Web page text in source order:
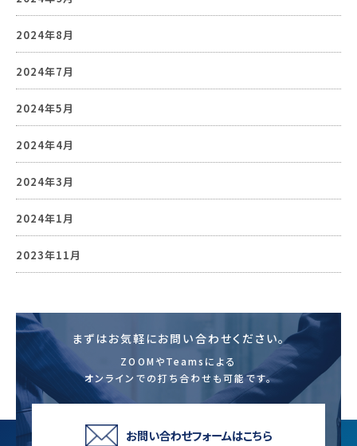
2024年8月
2024年7月
2024年5月
2024年4月
2024年3月
2024年1月
2023年11月
まずはお気軽にお問い合わせください。
ZOOMやTeamsによる
オンラインでの打ち合わせも可能です。
お問い合わせフォームはこちら